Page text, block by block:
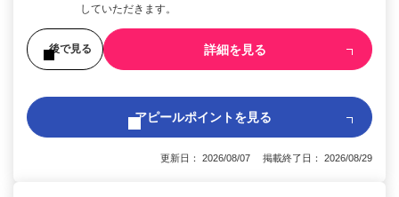
していただきます。
後で見る 詳細を見る
アピールポイントを見る
更新日： 2026/08/07 掲載終了日： 2026/08/29